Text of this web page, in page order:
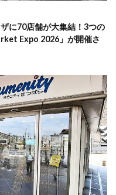
に70店舗が大集結！3つの
Expo 2026」が開催さ